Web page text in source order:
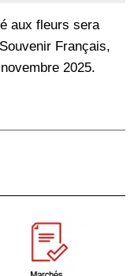
aux fleurs sera
Français,
2025.